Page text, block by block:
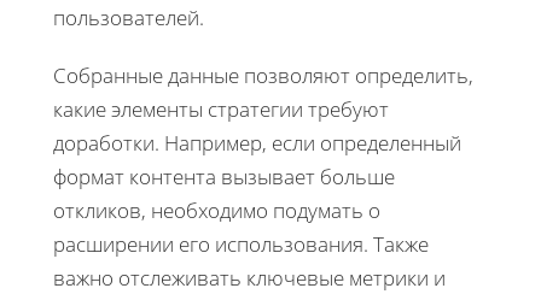
пользователей.
Собранные данные позволяют определить,
какие элементы стратегии требуют
доработки. Например, если определенный
формат контента вызывает больше
откликов, необходимо подумать о
расширении его использования. Также
важно отслеживать ключевые метрики и